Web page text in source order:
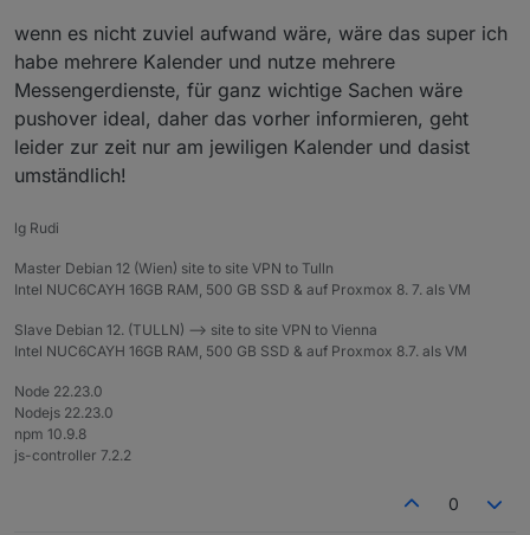
wenn es nicht zuviel aufwand wäre, wäre das super ich
habe mehrere Kalender und nutze mehrere
Messengerdienste, für ganz wichtige Sachen wäre
pushover ideal, daher das vorher informieren, geht
leider zur zeit nur am jewiligen Kalender und dasist
umständlich!
lg Rudi
Master Debian 12 (Wien) site to site VPN to Tulln
Intel NUC6CAYH 16GB RAM, 500 GB SSD & auf Proxmox 8. 7. als VM
Slave Debian 12. (TULLN) --> site to site VPN to Vienna
Intel NUC6CAYH 16GB RAM, 500 GB SSD & auf Proxmox 8.7. als VM
Node 22.23.0
Nodejs 22.23.0
npm 10.9.8
js-controller 7.2.2
0